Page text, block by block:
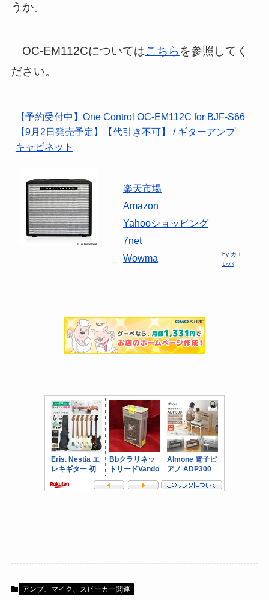
うか。
OC-EM112Cについてはこちら を参照してく
ださい。
【予約受付中】One Control OC-EM112C for BJF-S66
【9月2日発売予定】【代引き不可】 / ギターアンプ
キャビネット
楽天市場
Amazon
Yahooショッピング
7net
Wowma
by カエ
レバ
アンプ、マイク、スピーカー関連